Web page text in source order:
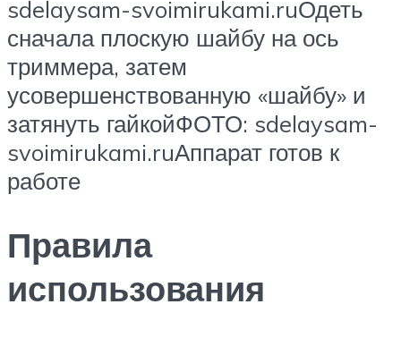
sdelaysam-svoimirukami.ruОдеть
сначала плоскую шайбу на ось
триммера, затем
усовершенствованную «шайбу» и
затянуть гайкойФОТО: sdelaysam-
svoimirukami.ruАппарат готов к
работе
Правила
использования